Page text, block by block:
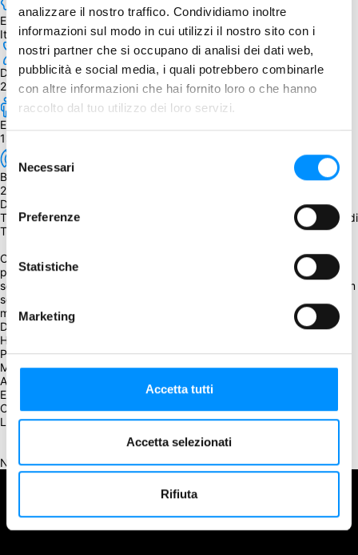
analizzare il nostro traffico. Condividiamo inoltre
informazioni sul modo in cui utilizzi il nostro sito con i
nostri partner che si occupano di analisi dei dati web,
pubblicità e social media, i quali potrebbero combinarle
con altre informazioni che hai fornito loro o che hanno
raccolto dal tuo utilizzo dei loro servizi.
Selezione
del
consenso
Necessari
Preferenze
Statistiche
Marketing
Accetta tutti
Accetta selezionati
Rifiuta
Edizione
Italiana
Durata
20 - 60 min.
Età
13+
BGG Weight
2.86
Descrizione
The Binding of Isaac: Four Souls Requiem è un'enorme espansione di
The Binding of Isaac: Four Souls.
Combatti nuovi mostri, raccogli nuovi oggetti, gioca con nuovi
personaggi. L'espansione aggiunge anche nuove modalità di gioco
solitario e multiplayer e un nuovissimo mazzo ROOM! Il mazzo Room
scuote il gioco aggiungendo effetti per tutti i giocatori che
modificano le meccaniche esistenti e ne aggiungono di nuove.
Dice Rolling
Hand Management
Push Your Luck
Modalità solitaria
Asimmetrico
Espansione
Card Game
Link utili
BGG
Kickstarter
Ne parlano